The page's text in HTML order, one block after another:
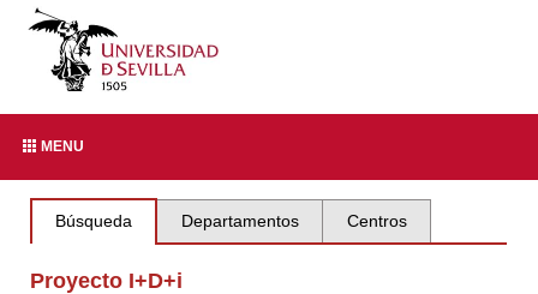
MENU
Búsqueda Departamentos Centros
Proyecto I+D+i